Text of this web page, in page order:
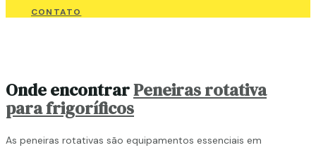
CONTATO
Onde encontrarPeneiras rotativa
para frigoríficos
As peneiras rotativas são equipamentos essenciais em